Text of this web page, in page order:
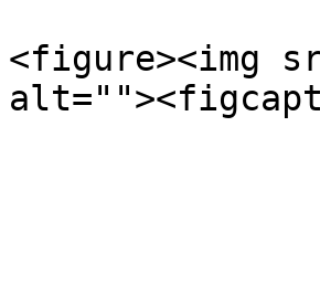
<figure><img